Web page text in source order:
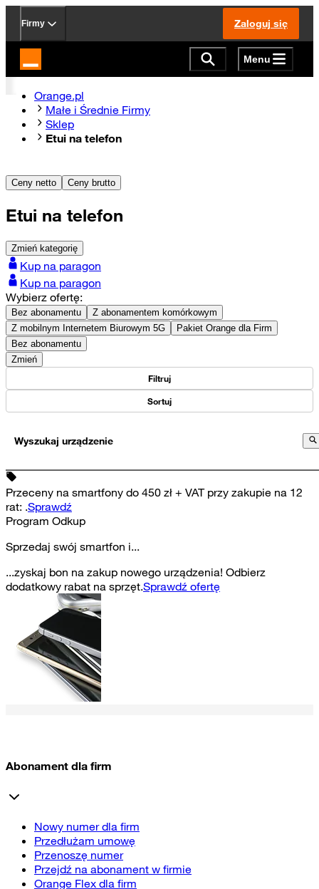
Firmy Zaloguj się
Strona główna Orange.pl Menu
Orange.pl
Małe i Średnie Firmy
Sklep
Etui na telefon
Ceny netto Ceny brutto
Etui na telefon
Zmień kategorię
Kup na paragon
Kup na paragon
Wybierz ofertę:
Bez abonamentu
Z abonamentem komórkowym
Z mobilnym Internetem Biurowym 5G
Pakiet Orange dla Firm
Bez abonamentu
Zmień
Filtruj
Sortuj
Wyszukaj urządzenie
Przeceny na smartfony do 450 zł + VAT przy zakupie na 12
rat: .Sprawdź
Program Odkup
Sprzedaj swój smartfon i...
...zyskaj bon na zakup nowego urządzenia! Odbierz
dodatkowy rabat na sprzęt.Sprawdź ofertę
Abonament dla firm
Nowy numer dla firm
Przedłużam umowę
Przenoszę numer
Przejdź na abonament w firmie
Orange Flex dla firm